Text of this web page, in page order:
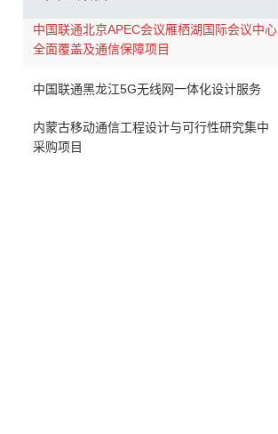
中国联通北京APEC会议雁栖湖国际会议中心
全面覆盖及通信保障项目
中国联通黑龙江5G无线网一体化设计服务
内蒙古移动通信工程设计与可行性研究集中
采购项目